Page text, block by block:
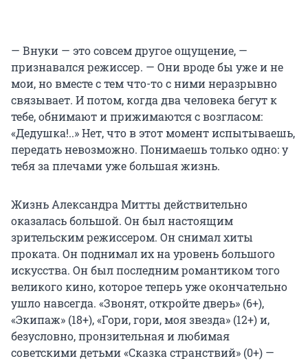
— Внуки — это совсем другое ощущение, —
признавался режиссер. — Они вроде бы уже и не
мои, но вместе с тем что-то с ними неразрывно
связывает. И потом, когда два человека бегут к
тебе, обнимают и прижимаются с возгласом:
«Дедушка!..» Нет, что в этот момент испытываешь,
передать невозможно. Понимаешь только одно: у
тебя за плечами уже большая жизнь.
Жизнь Александра Митты действительно
оказалась большой. Он был настоящим
зрительским режиссером. Он снимал хиты
проката. Он поднимал их на уровень большого
искусства. Он был последним романтиком того
великого кино, которое теперь уже окончательно
ушло навсегда. «Звонят, откройте дверь» (6+),
«Экипаж» (18+), «Гори, гори, моя звезда» (12+) и,
безусловно, пронзительная и любимая
советскими детьми «Сказка странствий» (0+) —